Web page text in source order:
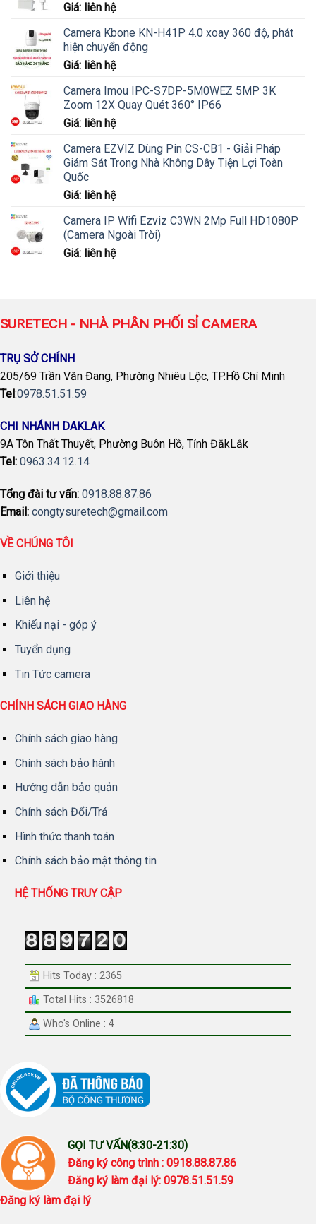
Giá: liên hệ
Camera Kbone KN-H41P 4.0 xoay 360 độ, phát
hiện chuyển động
Giá: liên hệ
Camera Imou IPC-S7DP-5M0WEZ 5MP 3K
Zoom 12X Quay Quét 360° IP66
Giá: liên hệ
Camera EZVIZ Dùng Pin CS-CB1 - Giải Pháp
Giám Sát Trong Nhà Không Dây Tiện Lợi Toàn
Quốc
Giá: liên hệ
Camera IP Wifi Ezviz C3WN 2Mp Full HD1080P
(Camera Ngoài Trời)
Giá: liên hệ
SURETECH - NHÀ PHÂN PHỐI SỈ CAMERA
TRỤ SỞ CHÍNH
205/69 Trần Văn Đang, Phường Nhiêu Lộc, TP.Hồ Chí Minh
Tel:0978.51.51.59
CHI NHÁNH DAKLAK
9A Tôn Thất Thuyết, Phường Buôn Hồ, Tỉnh ĐắkLắk
Tel: 0963.34.12.14
Tổng đài tư vấn: 0918.88.87.86
Email: congtysuretech@gmail.com
VỀ CHÚNG TÔI
Giới thiệu
Liên hệ
Khiếu nại - góp ý
Tuyển dụng
Tin Tức camera
CHÍNH SÁCH GIAO HÀNG
Chính sách giao hàng
Chính sách bảo hành
Hướng dẫn bảo quản
Chính sách Đổi/Trả
Hình thức thanh toán
Chính sách bảo mật thông tin
HỆ THỐNG TRUY CẬP
Hits Today : 2365
Total Hits : 3526818
Who's Online : 4
GỌI TƯ VẤN(8:30-21:30)
Đăng ký công trình : 0918.88.87.86
Đăng ký làm đại lý: 0978.51.51.59
Đăng ký làm đại lý